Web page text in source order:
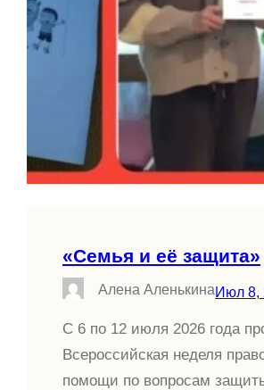
«Семья и её защита»
Алена АленькинаИюл 8,
С 6 по 12 июля 2026 года
Всероссийская неделя
помощи по вопросам